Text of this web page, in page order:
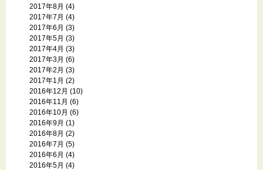
2017年8月 (4)
2017年7月 (4)
2017年6月 (3)
2017年5月 (3)
2017年4月 (3)
2017年3月 (6)
2017年2月 (3)
2017年1月 (2)
2016年12月 (10)
2016年11月 (6)
2016年10月 (6)
2016年9月 (1)
2016年8月 (2)
2016年7月 (5)
2016年6月 (4)
2016年5月 (4)